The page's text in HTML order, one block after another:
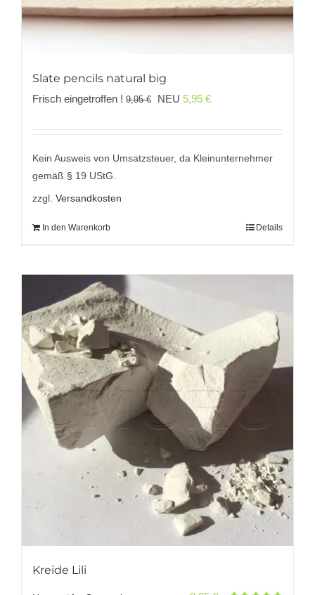
Slate pencils natural big
Frisch eingetroffen ! 9,95€
Ursprünglicher
9,95 €
NEU 5,95 €Aktueller
5,95 €.
Kein Ausweis von Umsatzsteuer, da Kleinunternehmer
gemäß § 19 UStG.
zzgl. Versandkosten
In den Warenkorb Details
Kreide Lili